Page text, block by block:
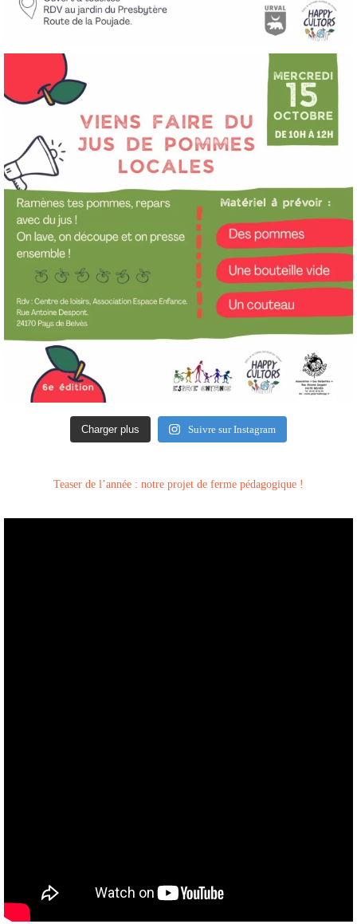
Charger plus Suivre sur Instagram
Teaser de l’année : notre projet de ferme pédagogique !